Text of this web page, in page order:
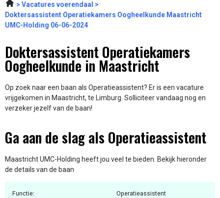
Vacatures voerendaal
Doktersassistent Operatiekamers Oogheelkunde Maastricht
UMC-Holding 06-06-2024
Doktersassistent Operatiekamers
Oogheelkunde in Maastricht
Op zoek naar een baan als Operatieassistent? Er is een vacature
vrijgekomen in Maastricht, te Limburg. Solliciteer vandaag nog en
verzeker jezelf van de baan!
Ga aan de slag als Operatieassistent
Maastricht UMC-Holding heeft jou veel te bieden. Bekijk hieronder
de details van de baan
Functie: Operatieassistent